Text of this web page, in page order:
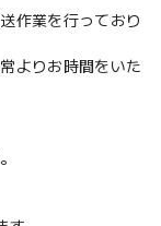
作業を行っており
よりお時間をいた